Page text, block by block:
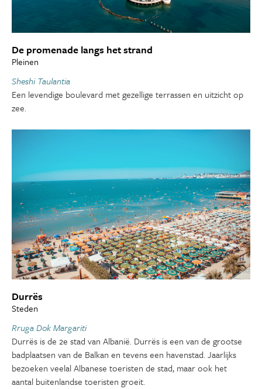
De promenade langs het strand
Pleinen
Sheshi Taulantia
Een levendige boulevard met gezellige terrassen en uitzicht op
zee.
Durrës
Steden
Rruga Dok Margariti
Durrës is de 2e stad van Albanië. Durrës is een van de grootse
badplaatsen van de Balkan en tevens een havenstad. Jaarlijks
bezoeken veelal Albanese toeristen de stad, maar ook het
aantal buitenlandse toeristen groeit.